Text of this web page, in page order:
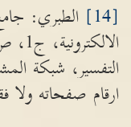
[14]
الطبري:
التفسير، شبكة
ارقام صفحاته ولا